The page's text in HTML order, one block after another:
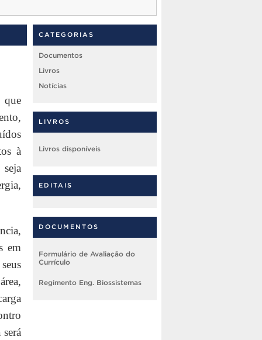
que
à
em
CATEGORIAS
Documentos
Livros
Notícias
LIVROS
Livros disponíveis
EDITAIS
DOCUMENTOS
Formulário de Avaliação do
Currículo
Regimento Eng. Biossistemas